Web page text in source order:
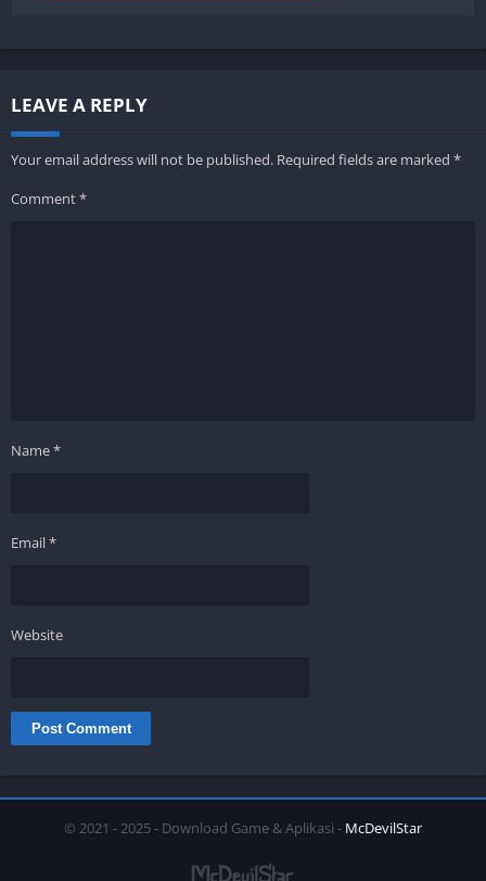
LEAVE A REPLY
Your email address will not be published. Required fields are marked *
Comment*
Name*
Email*
Website
© 2021 - 2025 - Download Game & Aplikasi - McDevilStar